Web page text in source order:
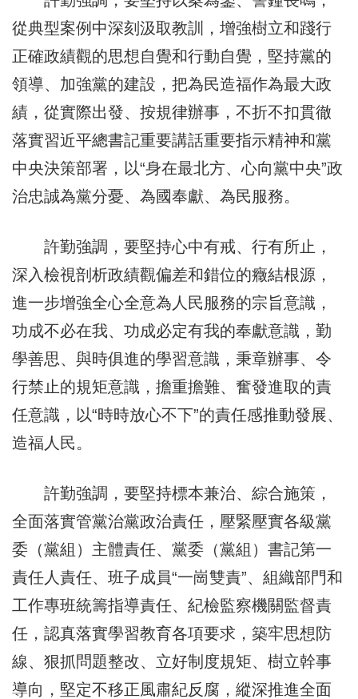
從典型案例中深刻汲取教訓，增強樹立和踐行
正確政績觀的思想自覺和行動自覺，堅持黨的
領導、加強黨的建設，把為民造福作為最大政
績，從實際出發、按規律辦事，不折不扣貫徹
落實習近平總書記重要講話重要指示精神和黨
中央決策部署，以“身在最北方、心向黨中央”政
治忠誠為黨分憂、為國奉獻、為民服務。
許勤強調，要堅持心中有戒、行有所止，
深入檢視剖析政績觀偏差和錯位的癥結根源，
進一步增強全心全意為人民服務的宗旨意識，
功成不必在我、功成必定有我的奉獻意識，勤
學善思、與時俱進的學習意識，秉章辦事、令
行禁止的規矩意識，擔重擔難、奮發進取的責
任意識，以“時時放心不下”的責任感推動發展、
造福人民。
許勤強調，要堅持標本兼治、綜合施策，
全面落實管黨治黨政治責任，壓緊壓實各級黨
委（黨組）主體責任、黨委（黨組）書記第一
責任人責任、班子成員“一崗雙責”、組織部門和
工作專班統籌指導責任、紀檢監察機關監督責
任，認真落實學習教育各項要求，築牢思想防
線、狠抓問題整改、立好制度規矩、樹立幹事
導向，堅定不移正風肅紀反腐，縱深推進全面